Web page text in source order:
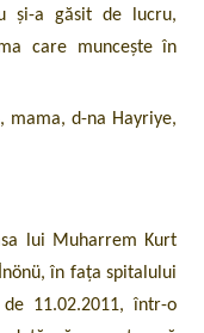
și-a găsit de lucru,
care muncește în
mama, d-na Hayriye,
lui Muharrem Kurt
în fața spitalului
11.02.2011, într-o